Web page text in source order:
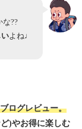
な??
よね♩
ログレビュー。
)やお得に楽しむ